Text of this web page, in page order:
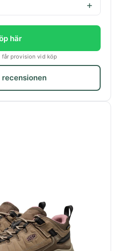
här
får provision vid köp
recensionen